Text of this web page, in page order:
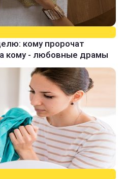
кому пророчат
кому - любовные драмы